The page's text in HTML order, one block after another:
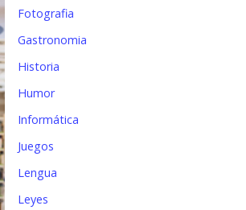
Fotografia
Gastronomia
Historia
Humor
Informática
Juegos
Lengua
Leyes